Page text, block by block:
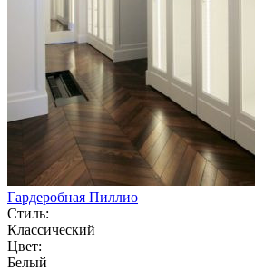
Гардеробная Пиллио
Стиль:
Классический
Цвет:
Белый